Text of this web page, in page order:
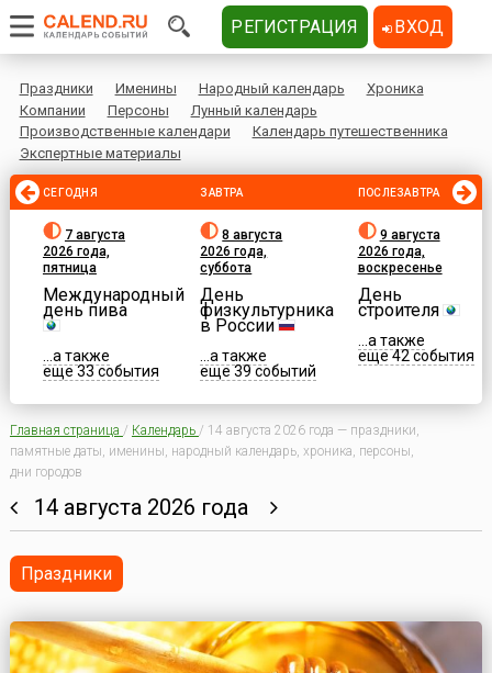
Праздники Именины Народный календарь
Хроника
Компании
Персоны
Лунный календарь
Производственные календари
Календарь путешественника
Экспертные материалы
СЕГОДНЯ
7 августа
2026 года,
пятница
Международный
день пива
...а также
еще 33 события
ЗАВТРА
8 августа
2026 года,
суббота
День
физкультурника
в России
...а также
еще 39 событий
ПОСЛЕЗАВТРА
9 августа
2026 года,
воскресенье
День
строителя
...а также
еще 42 события
Главная страница / Календарь / 14 августа 2026 года — праздники,
памятные даты, именины, народный календарь, хроника, персоны,
дни городов
14 августа 2026 года
Праздники
РЕГИСТРАЦИЯ ВХОД